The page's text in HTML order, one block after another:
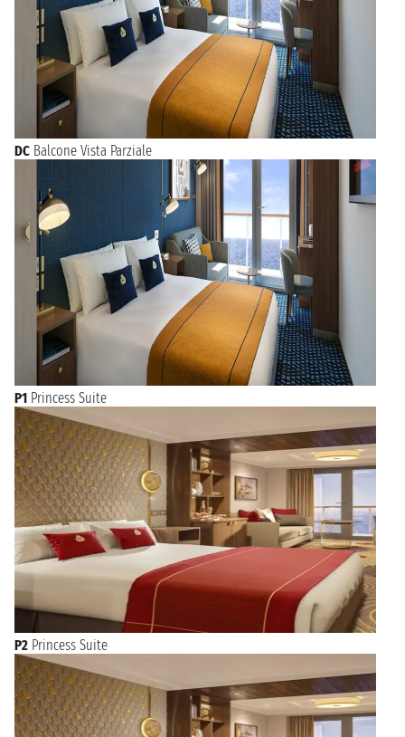
DC Balcone Vista Parziale
P1 Princess Suite
P2 Princess Suite